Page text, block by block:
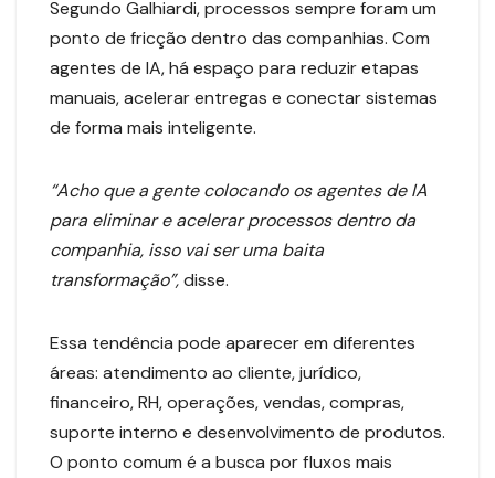
Segundo Galhiardi, processos sempre foram um
ponto de fricção dentro das companhias. Com
agentes de IA, há espaço para reduzir etapas
manuais, acelerar entregas e conectar sistemas
de forma mais inteligente.
“Acho que a gente colocando os agentes de IA
para eliminar e acelerar processos dentro da
companhia, isso vai ser uma baita
transformação”,disse.
Essa tendência pode aparecer em diferentes
áreas: atendimento ao cliente, jurídico,
financeiro, RH, operações, vendas, compras,
suporte interno e desenvolvimento de produtos.
O ponto comum é a busca por fluxos mais